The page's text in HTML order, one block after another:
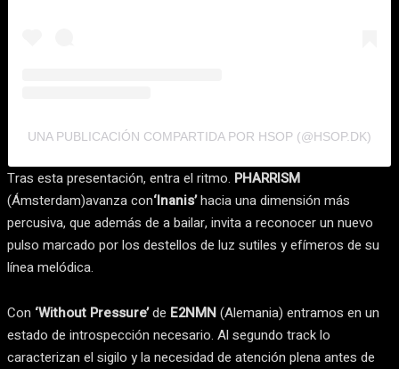
UNA PUBLICACIÓN COMPARTIDA POR HSOP (@HSOP.DK)
Tras esta presentación, entra el ritmo. PHARRISM
(Ámsterdam)avanza con‘Inanis’hacia una dimensión más
percusiva, que además de a bailar, invita a reconocer un nuevo
pulso marcado por los destellos de luz sutiles y efímeros de su
línea melódica.
Con ‘Without Pressure’de E2NMN(Alemania) entramos en un
estado de introspección necesario. Al segundo track lo
caracterizan el sigilo y la necesidad de atención plena antes de